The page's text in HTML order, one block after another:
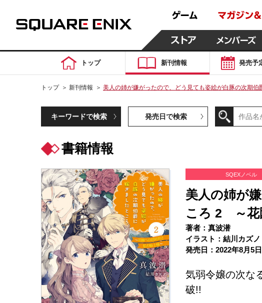
トップ 新刊情報 発売予
トップ ＞ 新刊情報 ＞ 美人の姉が嫌がったので、どう見ても姿絵が白豚の次期
キーワードで検索 発売日で検索
書籍情報
SQEXノベル
美人の姉が
ころ 2 ～花
著者：真波潜
イラスト：結川カズノ
発売日：2022年8月5日
気弱令嬢の次な
破!!